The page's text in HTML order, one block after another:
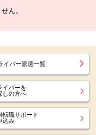
ん。
イバー派遣一覧
イバーを
しの方へ
転職サポート
込み